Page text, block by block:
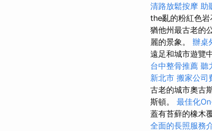
清路放鬆按摩 助
the亂的粉紅色岩
猶他州最古老的
麗的景象。 辦桌
遠足和城市遊覽
台中整骨推薦 聽
新北市 搬家公司
古老的城市奧古
斯頓。 最佳化
蓋有苔蘚的橡木
全面的長照服務